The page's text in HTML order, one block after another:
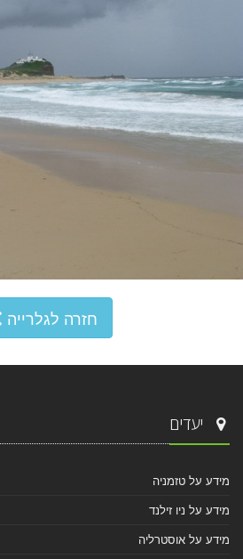
חזרה לגלרייה
יעדים
מידע על טזמניה
מידע על ניו זילנד
מידע על אוסטרליה